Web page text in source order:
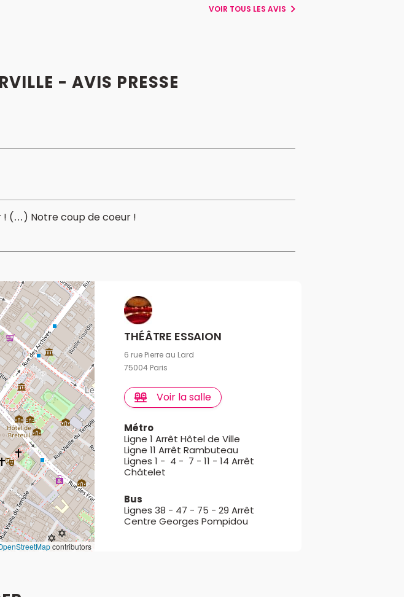
VOIR TOUS LES AVIS
- AVIS PRESSE
! (…) Notre coup de coeur !
contributors
THÉÂTRE ESSAION
6 rue Pierre au Lard
75004 Paris
Voir la salle
Métro
Ligne 1 Arrêt Hôtel de Ville
Ligne 11 Arrêt Rambuteau
Lignes 1 - 4 - 7 - 11 - 14 Arrêt
Châtelet
Bus
Lignes 38 - 47 - 75 - 29 Arrêt
Centre Georges Pompidou